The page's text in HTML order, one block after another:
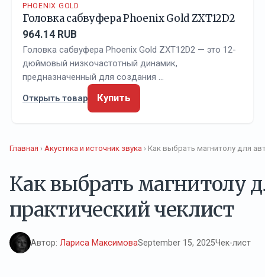
PHOENIX GOLD
Головка сабвуфера Phoenix Gold ZXT12D2
964.14 RUB
Головка сабвуфера Phoenix Gold ZXT12D2 — это 12-
дюймовый низкочастотный динамик,
предназначенный для создания …
Открыть товар
Купить
Главная › Акустика и источник звука › Как выбрать магнитолу для
Как выбрать магнитолу
практический чеклист
Автор: Лариса МаксимоваSeptember 15, 2025Чек-лист